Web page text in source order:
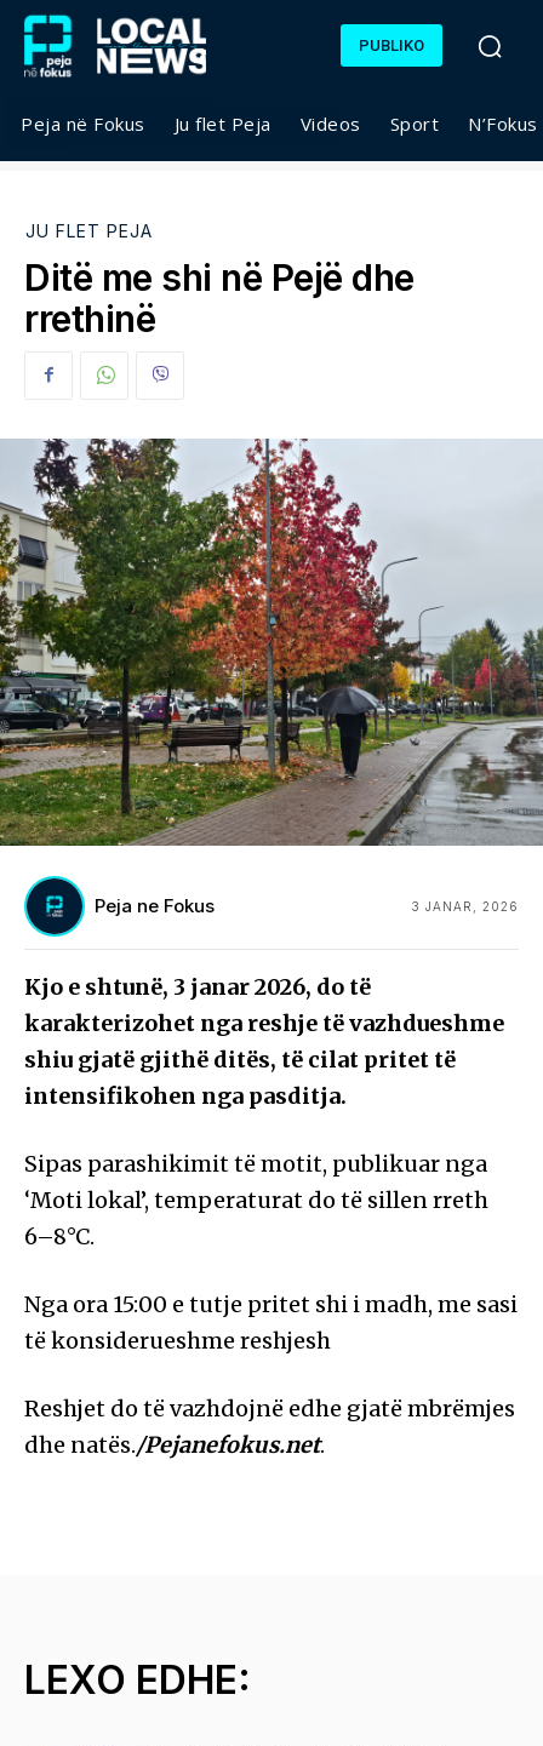
PUBLIKO
Peja në Fokus Ju flet Peja Videos Sport
JU FLET PEJA
Ditë me shi në Pejë dhe
rrethinë
Peja ne Fokus 3 JANAR, 2026
Kjo e shtunë, 3 janar 2026, do të
karakterizohet nga reshje të vazhdueshme
shiu gjatë gjithë ditës, të cilat pritet të
intensifikohen nga pasditja.
Sipas parashikimit të motit, publikuar nga
‘Moti lokal’, temperaturat do të sillen rreth
6–8°C.
Nga ora 15:00 e tutje pritet shi i madh, me sasi
të konsiderueshme reshjesh
Reshjet do të vazhdojnë edhe gjatë mbrëmjes
dhe natës./Pejanefokus.net.
LEXO EDHE: